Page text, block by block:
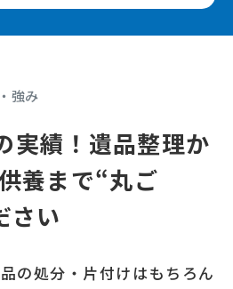
強み
実績！遺品整理か
養まで“丸ご
さい
の処分‧⽚付けはもちろん